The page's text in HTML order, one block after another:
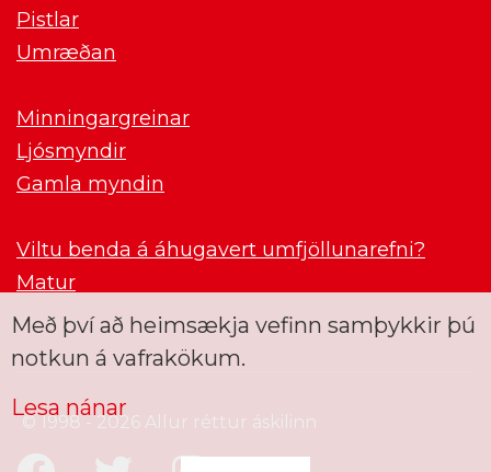
Pistlar
Umræðan
Minningargreinar
Ljósmyndir
Gamla myndin
Viltu benda á áhugavert umfjöllunarefni?
Matur
© 1998 - 2026 Allur réttur áskilinn
Með því að heimsækja vefinn samþykkir þú
notkun á vafrakökum.
Lesa nánar